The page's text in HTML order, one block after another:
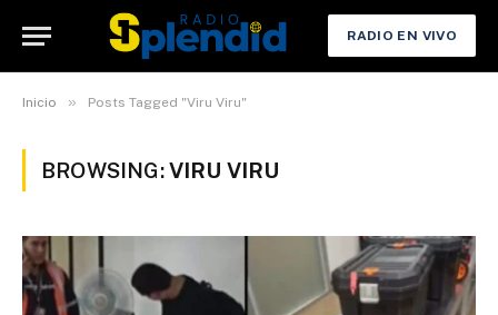
RADIO EN VIVO
Inicio » Posts Tagged "Viru Viru"
BROWSING:VIRU VIRU